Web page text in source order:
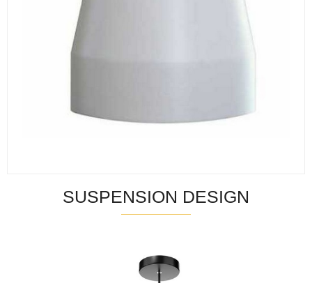
SUSPENSION DESIGN